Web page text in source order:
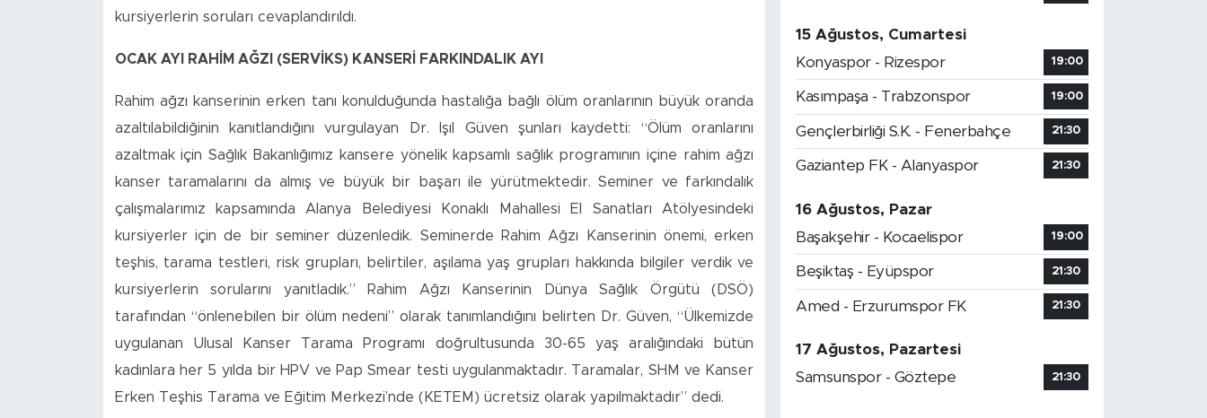
kursiyerlerin soruları cevaplandırıldı.
OCAK AYI RAHİM AĞZI (SERVİKS) KANSERİ FARKINDALIK AYI
Rahim ağzı kanserinin erken tanı konulduğunda hastalığa bağlı ölüm oranlarının büyük oranda
azaltılabildiğinin kanıtlandığını vurgulayan Dr. Işıl Güven şunları kaydetti: “Ölüm oranlarını
azaltmak için Sağlık Bakanlığımız kansere yönelik kapsamlı sağlık programının içine rahim ağzı
kanser taramalarını da almış ve büyük bir başarı ile yürütmektedir. Seminer ve farkındalık
çalışmalarımız kapsamında Alanya Belediyesi Konaklı Mahallesi El Sanatları Atölyesindeki
kursiyerler için de bir seminer düzenledik. Seminerde Rahim Ağzı Kanserinin önemi, erken
teşhis, tarama testleri, risk grupları, belirtiler, aşılama yaş grupları hakkında bilgiler verdik ve
kursiyerlerin sorularını yanıtladık.” Rahim Ağzı Kanserinin Dünya Sağlık Örgütü (DSÖ)
tarafından “önlenebilen bir ölüm nedeni” olarak tanımlandığını belirten Dr. Güven, “Ülkemizde
uygulanan Ulusal Kanser Tarama Programı doğrultusunda 30-65 yaş aralığındaki bütün
kadınlara her 5 yılda bir HPV ve Pap Smear testi uygulanmaktadır. Taramalar, SHM ve Kanser
Erken Teşhis Tarama ve Eğitim Merkezi’nde (KETEM) ücretsiz olarak yapılmaktadır” dedi.
15 Ağustos, Cumartesi
Konyaspor - Rizespor
19:00
Kasımpaşa - Trabzonspor 19:00
Gençlerbirliği S.K. - Fenerbahçe 21:30
Gaziantep FK - Alanyaspor 21:30
16 Ağustos, Pazar
Başakşehir - Kocaelispor
19:00
Beşiktaş - Eyüpspor 21:30
Amed - Erzurumspor FK 21:30
17 Ağustos, Pazartesi
Samsunspor - Göztepe
21:30